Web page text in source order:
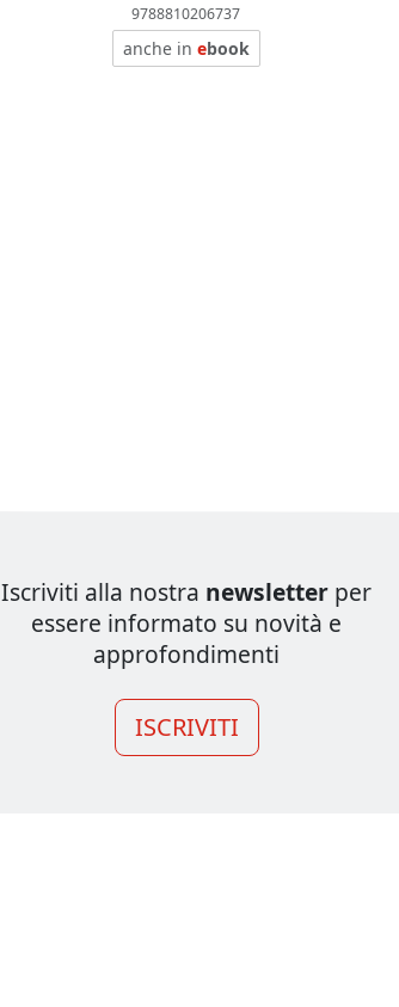
9788810206737
anche in ebook
Iscriviti alla nostra newsletter per
essere informato su novità e
approfondimenti
ISCRIVITI